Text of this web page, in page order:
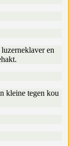
en
kleine tegen kou